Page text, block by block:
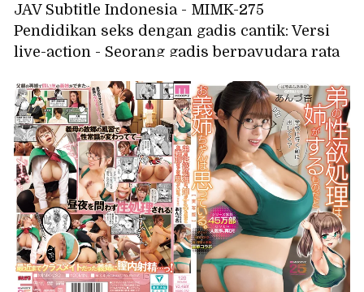
JAV Subtitle Indonesia - MIMK-275
Pendidikan seks dengan gadis cantik: Versi
live-action - Seorang gadis berpayudara rata
yang mengubah akal sehat - NTR Matsumoto
Ichika